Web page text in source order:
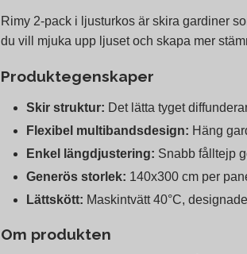
Rimy 2-pack i ljusturkos är skira gardiner
du vill mjuka upp ljuset och skapa mer
Produktegenskaper
Skir struktur: Det lätta tyget
Flexibel multibandsdesign: Häng
Enkel längdjustering: Snabb fålltejp
Generös storlek: 140x300 cm per
Lättskött: Maskintvätt 40°C,
Om produkten